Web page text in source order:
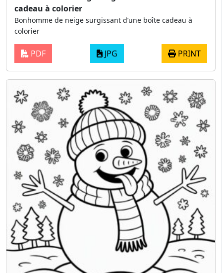
cadeau à colorier
Bonhomme de neige surgissant d’une boîte cadeau à
colorier
PDF JPG PRINT